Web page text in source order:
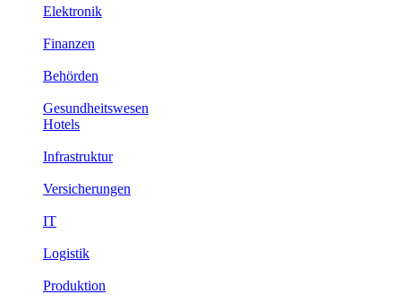
Elektronik
Finanzen
Behörden
Gesundheitswesen
Hotels
Infrastruktur
Versicherungen
IT
Logistik
Produktion